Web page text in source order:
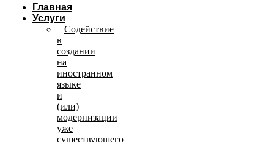
Главная
Услуги
Содействие
в
создании
на
иностранном
языке
и
(или)
модернизации
уже
существующего